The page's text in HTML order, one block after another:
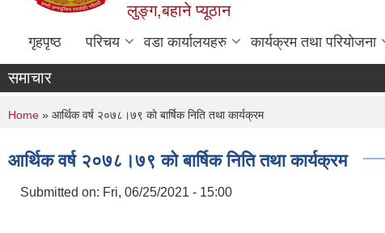
लुङ्ग,बहाने प्यूठान
गृहपृष्ठ परिचय वडा कार्यालयहरु कार्यक्रम तथा परियोजना
समाचार
You are here
Home » आर्थिक वर्ष २०७८।७९ काे बार्षिक निति तथा कार्यक्रम
आर्थिक वर्ष २०७८।७९ काे बार्षिक निति तथा कार्यक्रम
Submitted on: Fri, 06/25/2021 - 15:00